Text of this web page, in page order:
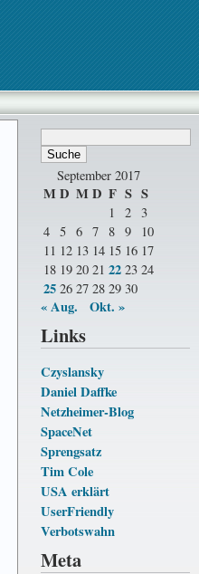
September 2017
MD MD F S S
1 2 3
4 5 6 7 8 9
10
11 12 13 14 15 16 17
18 19 20 21 22 23 24
25 26 27 28 29 30
« Aug. Okt. »
Links
Czyslansky
Daniel Daffke
Netzheimer-Blog
SpaceNet
Sprengsatz
Tim Cole
USA erklärt
UserFriendly
Verbotswahn
Meta